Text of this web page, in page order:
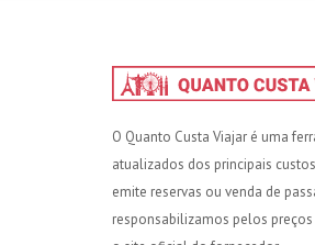
O Quanto Custa Viajar é uma
atualizados dos principais
emite reservas ou venda de
responsabilizamos pelos